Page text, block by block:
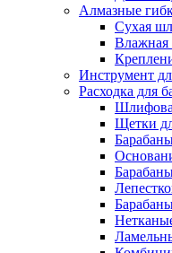
Алмазные
Cухая
Влажная
Инструмент
Расходка для
Щетки